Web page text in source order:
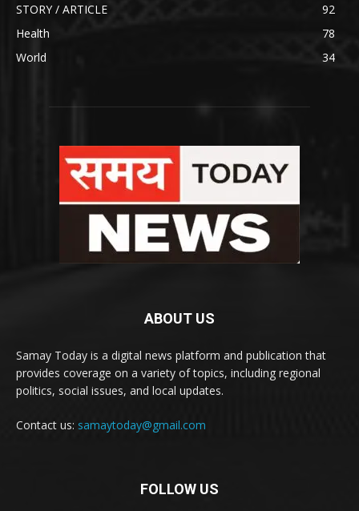
STORY / ARTICLE
92
Health
78
World
34
ABOUT US
Samay Today is a digital news platform and publication that
provides coverage on a variety of topics, including regional
politics, social issues, and local updates.
Contact us: samaytoday@gmail.com
FOLLOW US